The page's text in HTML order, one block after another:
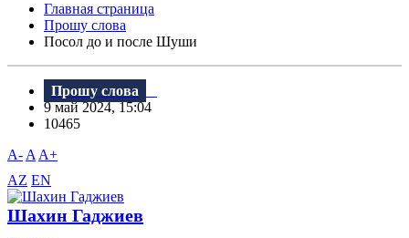
Главная страница
Прошу слова
Посол до и после Шуши
Прошу слова
9 май 2024, 15:04
10465
A- A A+
AZ EN
Шахин Гаджиев